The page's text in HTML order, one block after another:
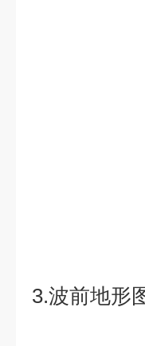
3.波前地形